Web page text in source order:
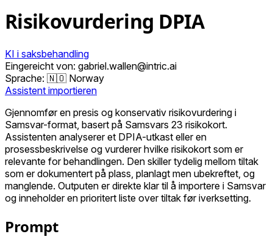
Risikovurdering DPIA
KI i saksbehandling
Eingereicht von: gabriel.wallen@intric.ai
Sprache: 🇳🇴 Norway
Assistent importieren
Gjennomfør en presis og konservativ risikovurdering i
Samsvar-format, basert på Samsvars 23 risikokort.
Assistenten analyserer et DPIA-utkast eller en
prosessbeskrivelse og vurderer hvilke risikokort som er
relevante for behandlingen. Den skiller tydelig mellom tiltak
som er dokumentert på plass, planlagt men ubekreftet, og
manglende. Outputen er direkte klar til å importere i Samsvar
og inneholder en prioritert liste over tiltak før iverksetting.
Prompt